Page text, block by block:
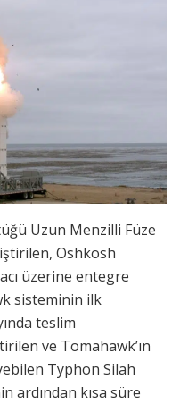
Uzun Menzilli Füze
Oshkosh
üzerine entegre
sisteminin ilk
teslim
ve Tomahawk’ın
Typhon Silah
ardından kısa süre